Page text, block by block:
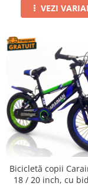
VEZI
Bicicletă copii
18 / 20 inch, cu